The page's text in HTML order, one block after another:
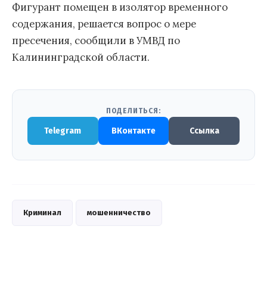
Фигурант помещен в изолятор временного
содержания, решается вопрос о мере
пресечения, сообщили в УМВД по
Калининградской области.
ПОДЕЛИТЬСЯ:
Telegram ВКонтакте Ссылка
Криминал мошенничество